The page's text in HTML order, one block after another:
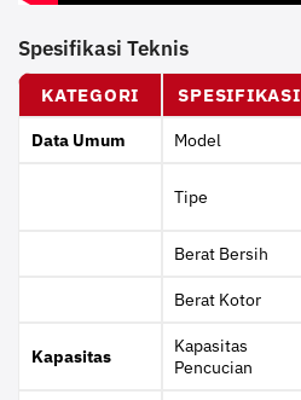
Spesifikasi Teknis
KATEGORI SPESIFIKASI
Data Umum Model
Tipe
Berat Bersih
Berat Kotor
Kapasitas
Kapasitas
Pencucian